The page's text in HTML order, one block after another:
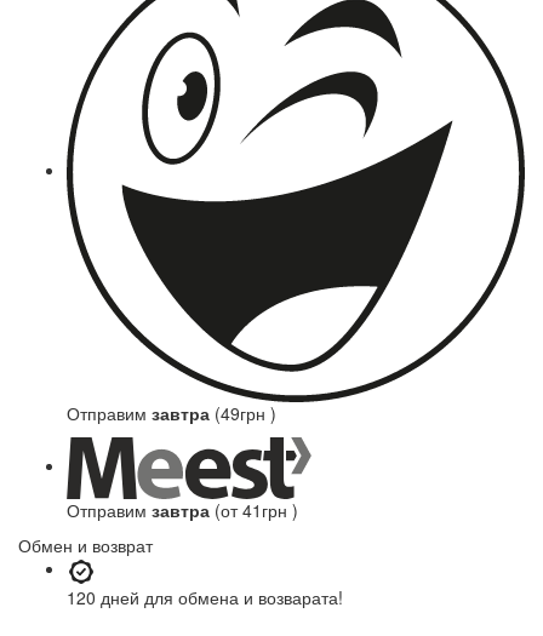
Отправим завтра (49грн )
Отправим завтра (от 41грн )
Обмен и возврат
120 дней для обмена и возварата!